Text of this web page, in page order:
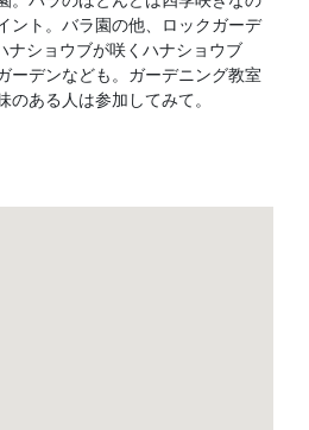
ント。バラ園の他、ロックガーデ
ショウブが咲くハナショウブ
ーデンなども。ガーデニング教室
のある人は参加してみて。